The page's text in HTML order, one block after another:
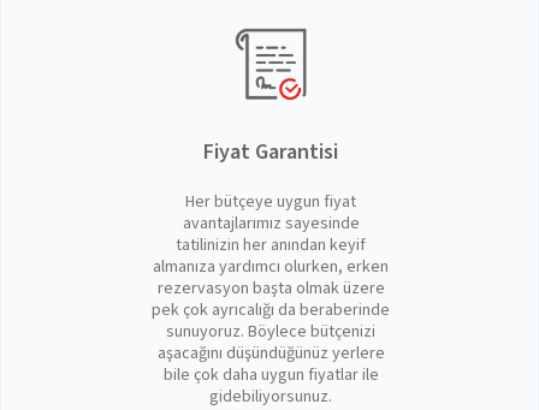
Fiyat Garantisi
Her bütçeye uygun fiyat
avantajlarımız sayesinde
tatilinizin her anından keyif
almanıza yardımcı olurken, erken
rezervasyon başta olmak üzere
pek çok ayrıcalığı da beraberinde
sunuyoruz. Böylece bütçenizi
aşacağını düşündüğünüz yerlere
bile çok daha uygun fiyatlar ile
gidebiliyorsunuz.